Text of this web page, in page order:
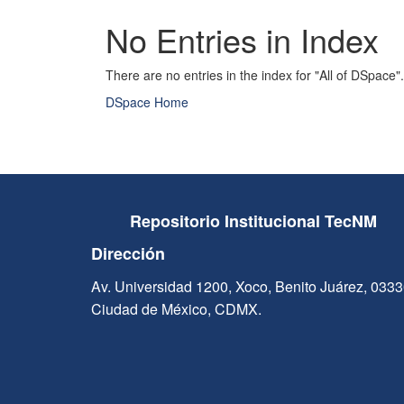
No Entries in Index
There are no entries in the index for "All of DSpace".
DSpace Home
Repositorio Institucional TecNM
Dirección
Av. Universidad 1200, Xoco, Benito Juárez,
Ciudad de México, CDMX.